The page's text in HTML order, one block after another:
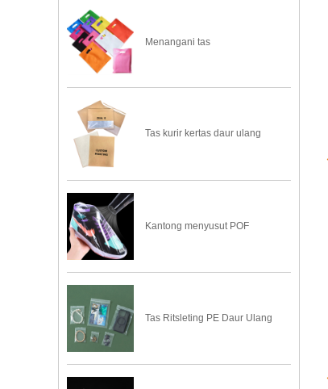
Menangani tas
Tas kurir kertas daur ulang
Kantong menyusut POF
Tas Ritsleting PE Daur Ulang